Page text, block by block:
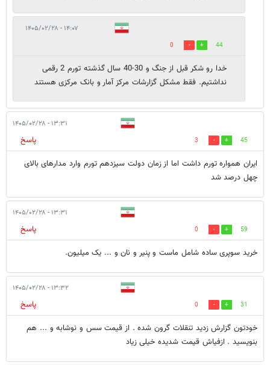
۱۴:۰۷ - ۱۴۰۵/۰۲/۲۸
44
0
خدا رو شکر قبل از جنگ و 30-40 سال گذشته تورم 2 رقمی
نداشتیم. فقط مشکل گزارشات مرکز آمار و بانک مرکزی هستند
۱۳:۳۱ - ۱۴۰۵/۰۲/۲۸
45
3
پاسخ
ایران همواره تورم داشت اما از زمان دولت سیزدهم تورم وارد مدارهای بالای
چهل درصد شد
۱۳:۳۱ - ۱۴۰۵/۰۲/۲۸
59
0
پاسخ
خرید سوپری ساده شامل ماست و پنیر و نان و ... یک میلیون.
۱۳:۳۲ - ۱۴۰۵/۰۲/۲۸
31
0
پاسخ
خودتون گزارش زدید تنقلات گرون شده . از قیمت سس و نوشابه و ... هم
بنویسید . ازفیاش قیمت شدیده خیلی زیاد